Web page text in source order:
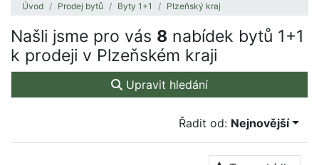
Úvod Prodej bytů Byty 1+1 Plzeňský kraj
Našli jsme pro vás 8 nabídek bytů 1+1
k prodeji v Plzeňském kraji
Upravit hledání
Řadit od: Nejnovější